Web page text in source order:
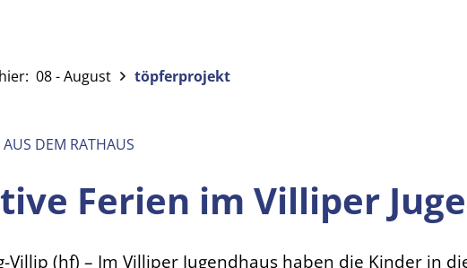
08 - August töpferprojekt
DEM RATHAUS
Ferien im Villiper
Villip (hf) – Im Villiper Jugendhaus haben die Kinder in